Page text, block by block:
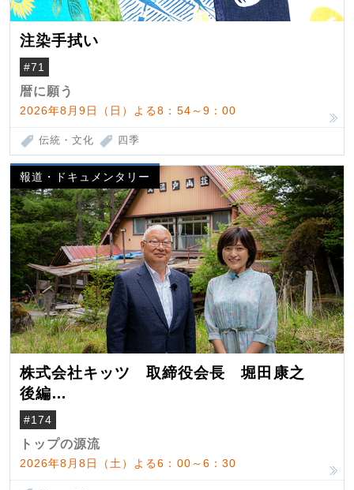
注染手拭い
#71
暦に願う
2026年8月9日（日）よる8：54～9：00
伝統・文化 四季
報道・ドキュメンタリー
株式会社キッツ 取締役会長 堀田康之
後編
米国駐在でも浮かんだ八ヶ岳 山小屋を営
んだ父母
#174
トップの源流
2026年8月8日（土）よる6：00～6：30